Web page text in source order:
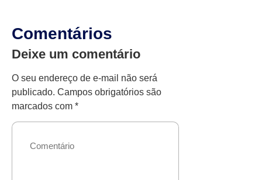
Comentários
Deixe um comentário
O seu endereço de e-mail não será
publicado. Campos obrigatórios são
marcados com *